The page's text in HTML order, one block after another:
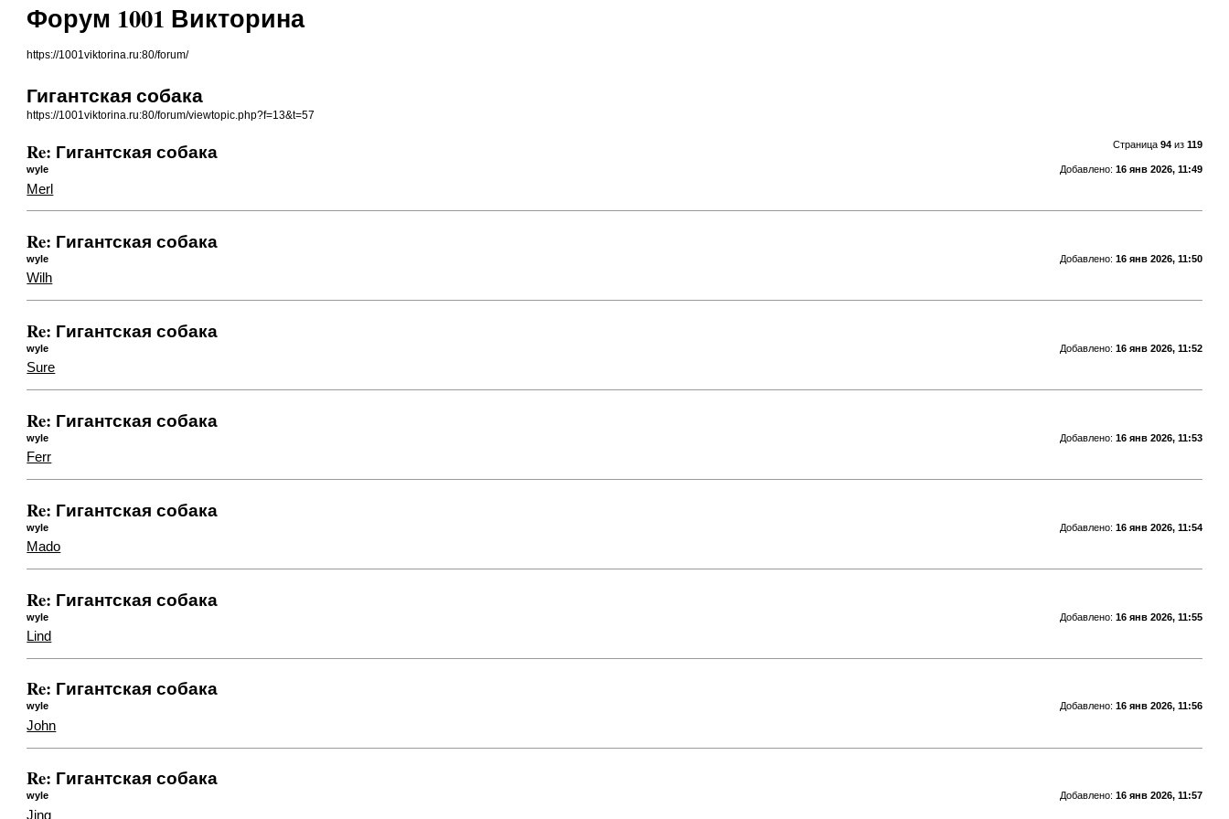
Форум 1001 Викторина
https://1001viktorina.ru:80/forum/
Гигантская собака
https://1001viktorina.ru:80/forum/viewtopic.php?f=13&t=57
Страница 94из 119
Re: Гигантская собака
Добавлено: 16 янв 2026, 11:49
wyle
Merl
Re: Гигантская собака
Добавлено: 16 янв 2026, 11:50
wyle
Wilh
Re: Гигантская собака
Добавлено: 16 янв 2026, 11:52
wyle
Sure
Re: Гигантская собака
Добавлено: 16 янв 2026, 11:53
wyle
Ferr
Re: Гигантская собака
Добавлено: 16 янв 2026, 11:54
wyle
Mado
Re: Гигантская собака
Добавлено: 16 янв 2026, 11:55
wyle
Lind
Re: Гигантская собака
Добавлено: 16 янв 2026, 11:56
wyle
John
Re: Гигантская собака
Добавлено: 16 янв 2026, 11:57
wyle
Jing